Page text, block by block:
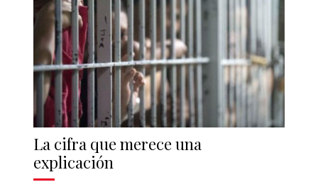
La cifra que merece una
explicación